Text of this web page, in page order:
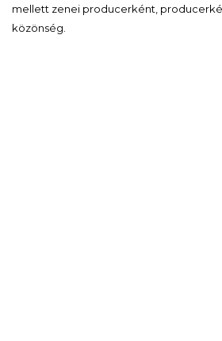
mellett zenei producerként,
közönség.